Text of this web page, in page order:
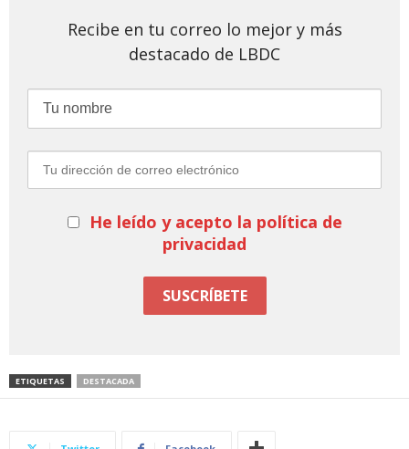
Recibe en tu correo lo mejor y más
destacado de LBDC
He leído y acepto la política de
privacidad
ETIQUETAS DESTACADA